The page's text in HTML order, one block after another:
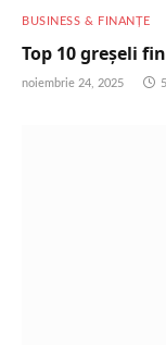
BUSINESS & FINANȚE
Top 10 greșeli
noiembrie 24, 2025